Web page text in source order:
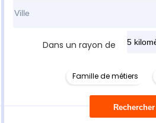
Dans un rayon de
Famille de métiers